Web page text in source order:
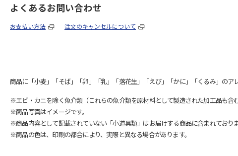
よくあるお問い合わせ
お支払い方法 注文のキャンセルについて
商品に「小麦」「そば」「卵」「乳」「落花生」「えび」「かに」「くるみ」のア
※エビ・カニを除く魚介類（これらの魚介類を原材料として製造された加工品も含
※商品写真はイメージです。
※商品内容として記載されていない「小道具類」はお届けする商品に含まれておりま
※商品の色は、印刷の都合により、実際と異なる場合があります。